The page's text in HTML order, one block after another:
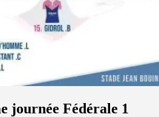
journée Fédérale 1